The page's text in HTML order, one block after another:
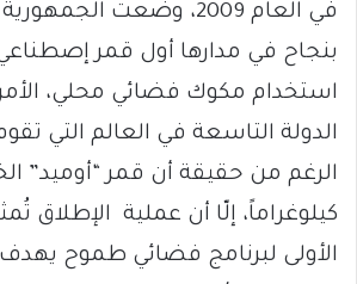
في العام 2009، وضعت
بنجاح في مدارها أول قمر
استخدام مكوك فضائي محلي،
الدولة التاسعة في العالم التي
كيلوغراماً، إلّا أن عملية الإطلاق
الأولى لبرنامج فضائي طموح